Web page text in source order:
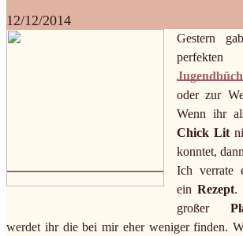
12/12/2014
Gestern
oder zur
Wenn ihr
Chick Lit
konntet,
Ich verrate
einRezept.
großer
werdet ihr die bei mir eher weniger finden.